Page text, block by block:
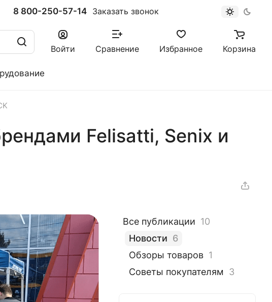
8 800-250-57-14 Заказать звонок
Войти Сравнение Избранное Корзина
Felisatti, Senix и
Все публикации 10
Новости 6
Обзоры товаров 1
Советы покупателям 3